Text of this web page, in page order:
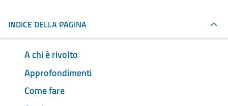
INDICE DELLA PAGINA
A chi è rivolto
Approfondimenti
Come fare